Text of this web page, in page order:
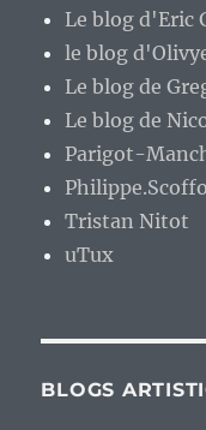
Le blog d'Eric
le blog
Le blog de
Le blog de
Parigot-
Tristan Nitot
uTux
BLOGS